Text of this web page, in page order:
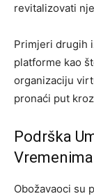
revitalizovati
Primjeri drugih
platforme kao
organizaciju
pronaći put
Podrška
Vremenima
Obožavaoci su